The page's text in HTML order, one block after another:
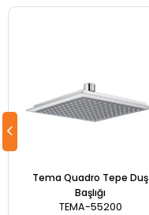
Tema Quadro Tepe Duş
Başlığı
TEMA-55200